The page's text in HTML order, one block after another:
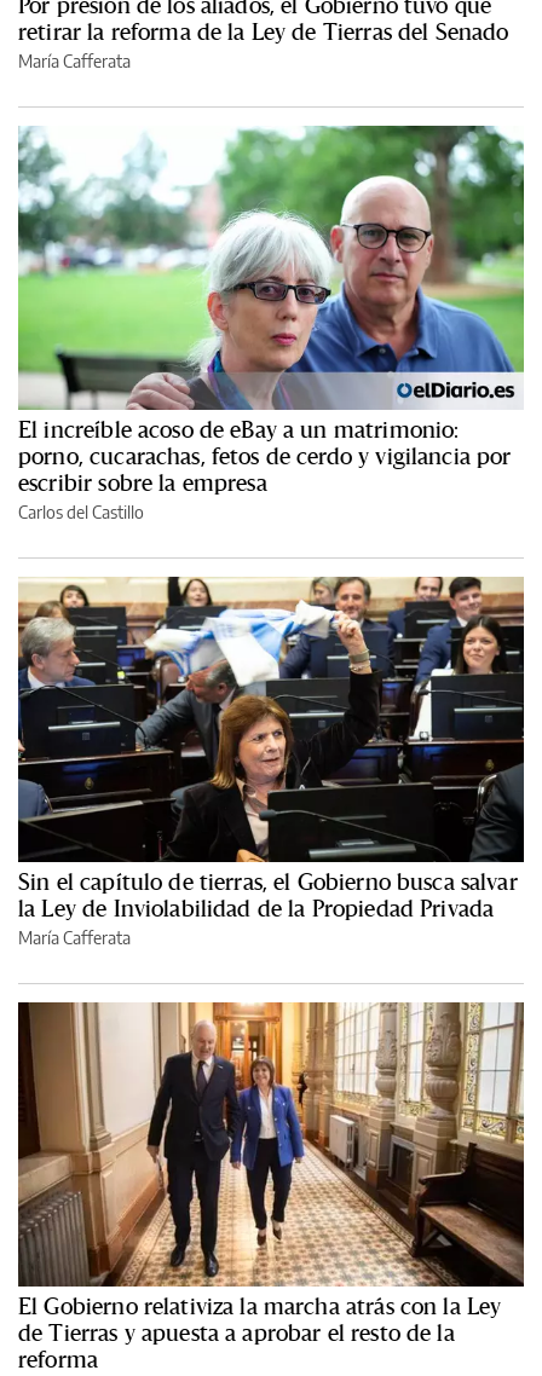
retirar la reforma de la Ley de Tierras del Senado
María Cafferata
El increíble acoso de eBay a un matrimonio:
porno, cucarachas, fetos de cerdo y vigilancia por
escribir sobre la empresa
Carlos del Castillo
Sin el capítulo de tierras, el Gobierno busca salvar
la Ley de Inviolabilidad de la Propiedad Privada
María Cafferata
El Gobierno relativiza la marcha atrás con la Ley
de Tierras y apuesta a aprobar el resto de la
reforma